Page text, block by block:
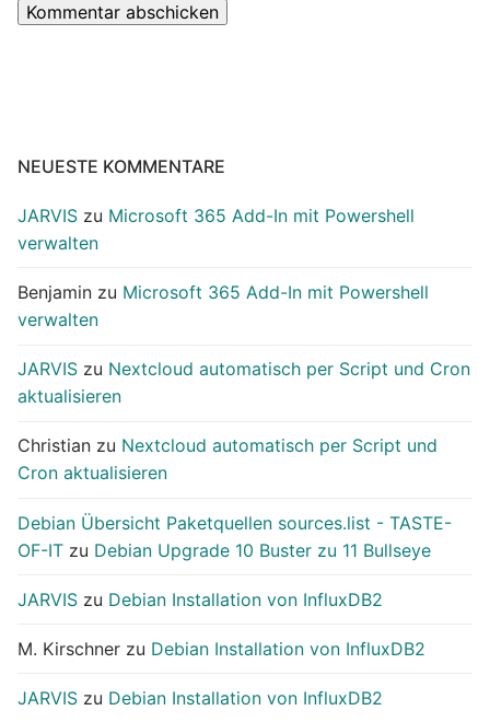
NEUESTE KOMMENTARE
JARVIS zu Microsoft 365 Add-In mit Powershell
verwalten
Benjamin zu Microsoft 365 Add-In mit Powershell
verwalten
JARVIS zu Nextcloud automatisch per Script und Cron
aktualisieren
Christian zu Nextcloud automatisch per Script und
Cron aktualisieren
Debian Übersicht Paketquellen sources.list - TASTE-
OF-IT zu Debian Upgrade 10 Buster zu 11 Bullseye
JARVIS zu Debian Installation von InfluxDB2
M. Kirschner zu Debian Installation von InfluxDB2
JARVIS zu Debian Installation von InfluxDB2